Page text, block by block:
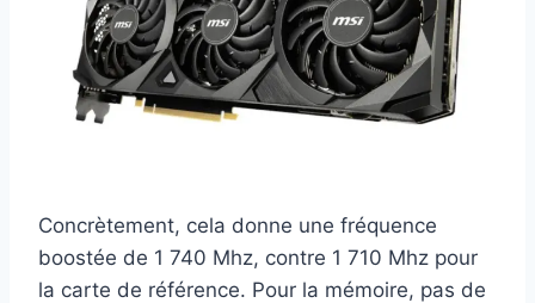
Concrètement, cela donne une fréquence
boostée de 1 740 Mhz, contre 1 710 Mhz pour
la carte de référence. Pour la mémoire, pas de